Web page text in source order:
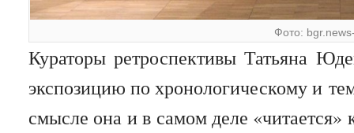
Фото:
Кураторы ретроспективы Татьяна
экспозицию по хронологическому и
смысле она и в самом деле «читается»